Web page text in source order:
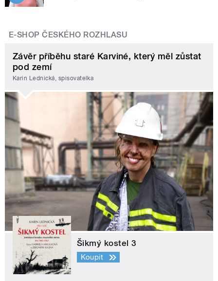
E-SHOP ČESKÉHO ROZHLASU
Závěr příběhu staré Karviné, který měl zůstat
pod zemí
Karin Lednická, spisovatelka
Šikmý kostel 3
Koupit